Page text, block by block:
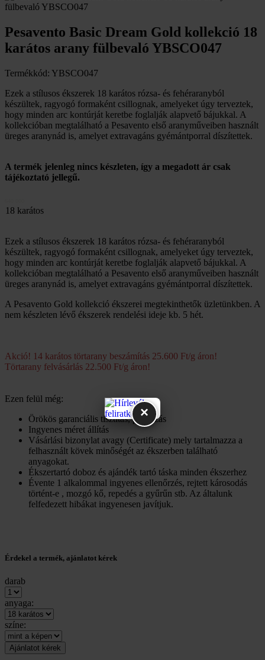
Pesavento Basic Dream Gold kollekció 18
karátos arany fülbevaló YBSCO047
Termékkód: YBSCO047
Ezek a stílusos ékszerek 18 karátos rózsa- és fehéraranyból
készültek, ragyogó formaként csillognak, amelyeket úgy terveztek,
hogy minden arc kontúrját keretbe foglalják alapvető bájukkal. A
kollekcióban megtalálható a Pesavento első aranyműveiben használt
üreges aranynád is, amelyet extravagáns gyémántporral díszítettek.
A termék jelenleg nincs készleten, így a megadott ár csak
tájékoztató jellegű.
18 karátos
Ezek a stílusos ékszerek 18 karátos rózsa- és fehéraranyból
készültek, ragyogó formaként csillognak, amelyeket úgy terveztek,
hogy minden arc kontúrját keretbe foglalják alapvető bájukkal. A
kollekcióban megtalálható a Pesavento első aranyműveiben használt
üreges aranynád is, amelyet extravagáns gyémántporral díszítettek.
A Pesavento Gold kollekció ékszerei megtekinthetők üzletünkben. A
nem készleten lévő ékszerek rendelési ideje kb. 5 hét.
Akció! 14 karátos törtarany beszámítás 25.600 Ft/g áron!
Törtarany felvásárlás 22.500 Ft/g áron!
Ezen felül még:
Örökös garanciális tisztítás, polírozás
Ingyenes méret állítás
Vásárlási bizonylat avagy (Certificate) mely tartalmazza a
felhasznált kövek minőségét az ékszerben található
anyagokat.
Ékszertartó doboz és ajándék tartó táska minden ékszerhez
Évente 1 alkalommal ingyenes ellenőrzés, rejtett károsodás
történt-e , mozgó kő, repedés a gyűrűn stb. Az általunk
felfedezett hibákat ingyenesen javítjuk.
Érdekel a termék, ajánlatot kérek
darab
anyaga:
színe:
×